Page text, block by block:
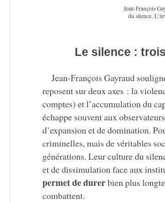
Jean-François
du silence.
Le silence :
Jean-François Gayraud
reposent sur deux axes : la
comptes) et l’accumulation du
échappe souvent aux
d’expansion et de domination.
criminelles, mais de véritables
générations. Leur culture du
et de dissimulation face aux
permet de durerbien plus
combattent.